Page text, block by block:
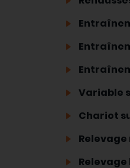
Variable
Chariot